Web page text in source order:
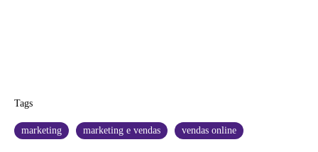
Tags
marketing marketing e vendas vendas online